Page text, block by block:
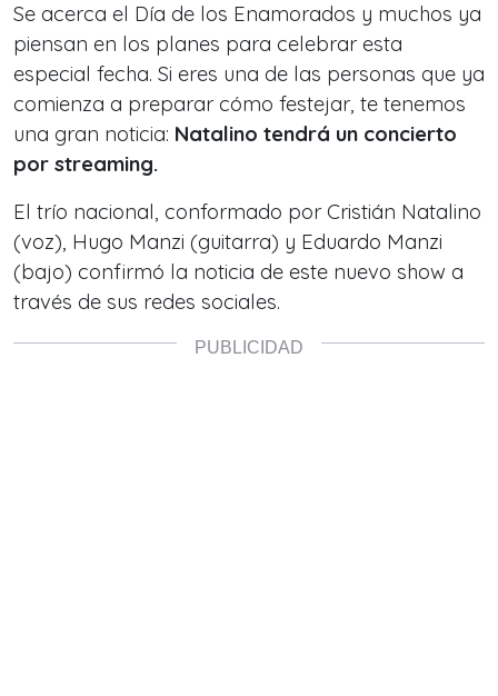
Se acerca el Día de los Enamorados y muchos ya
piensan en los planes para celebrar esta
especial fecha. Si eres una de las personas que ya
comienza a preparar cómo festejar, te tenemos
una gran noticia: Natalino tendrá un concierto
por streaming.
El trío nacional, conformado por Cristián Natalino
(voz), Hugo Manzi (guitarra) y Eduardo Manzi
(bajo) confirmó la noticia de este nuevo show a
través de sus redes sociales.